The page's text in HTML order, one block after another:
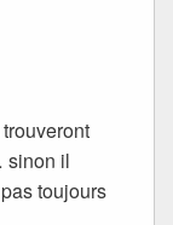
sinon il
toujours